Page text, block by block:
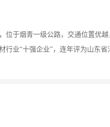
位于烟青一级公路，交通位置优
行业“十强企业”，连年评为山东省